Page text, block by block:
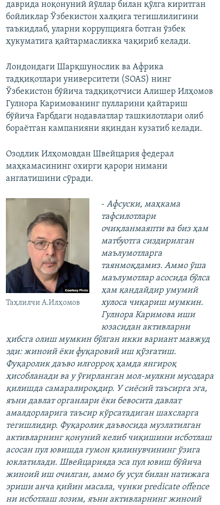
даврида ноқонуний йўллар билан қўлга киритган
бойликлар Ўзбекистон халқига тегишлилигини
таъкидлаб, уларни коррупцияга ботган ўзбек
ҳукуматига қайтармасликка чақириб келади.
Лондондаги Шарқшунослик ва Африка
тадқиқотлари университети (SOAS) нинг
Ўзбекистон бўйича тадқиқотчиси Алишер Илҳомов
Гулнора Каримованинг пулларини қайтариш
бўйича Ғарбдаги нодавлатлар ташкилотлари олиб
бораётган кампанияни яқиндан кузатиб келади.
Озодлик Илҳомовдан Швейцария федерал
маҳкамасининг охирги қарори нимани
англатишини сўради.
Таҳлилчи А.Илҳомов
- Афсуски, маҳкама
тафсилотлари
очиқланмаяпти ва биз ҳам
матбуотга сиздирилган
маълумотларга
таянмоқдамиз. Аммо ўша
маълумотлар асосида бўлса
ҳам қандайдир умумий
хулоса чиқариш мумкин.
Гулнора Каримова иши
юзасидан активларни
ҳибсга олиш мумкин бўлган икки вариант мавжуд
эди: жиноий ёки фуқаровий иш қўзғатиш.
Фуқаролик даъво илғорроқ ҳамда янгироқ
ҳисобланади ва у ўғирланган мол-мулкни мусодара
қилишда самаралироқдир. У сиёсий таъсирга эга,
яъни давлат органлари ёки бевосита давлат
амалдорларига таъсир кўрсатадиган шахсларга
тегишлидир. Фуқаролик даъвосида музлатилган
активларнинг қонуний келиб чиқишини исботлаш
асосан пул ювишда гумон қилинувчининг ўзига
юклатилади. Швейцарияда эса пул ювиш бўйича
жиноий иш очилган, аммо бу усул билан натижага
эриши анча қийин масала, чунки predicate offence
ни исботлаш лозим, яъни активларнинг жиноий